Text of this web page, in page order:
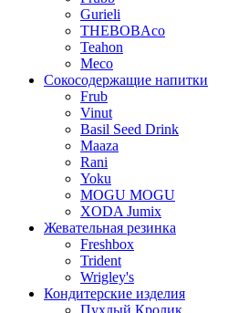
Gurieli
THEBOBAco
Teahon
Meco
Сокосодержащие напитки
Frub
Vinut
Basil Seed Drink
Maaza
Rani
Yoku
MOGU MOGU
XODA Jumix
Жевательная резинка
Freshbox
Trident
Wrigley's
Кондитерские изделия
Пухлый Кролик